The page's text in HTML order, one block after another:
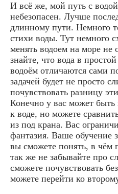
И всё же, мой путь с
небезопасен. Лучше
длинному пути. Немного
стихи воды. Тут немного
менять водоем на море не
знайте, что вода в
водоём отличаются сами
задачей будет не просто
почувствовать разницу
Конечно у вас может быть
к воде, но можете
из под крана. Вас
фантазия. Ваше обучение
вы сможете понять, в
так же не забывайте про
сможете почувствовать
можете перейти ко